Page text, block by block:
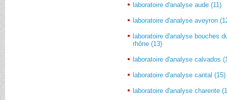
laboratoire d'analyse aude (11)
laboratoire d'analyse aveyron
laboratoire d'analyse bouches
rhône (13)
laboratoire d'analyse calvados
laboratoire d'analyse cantal (15)
laboratoire d'analyse charente